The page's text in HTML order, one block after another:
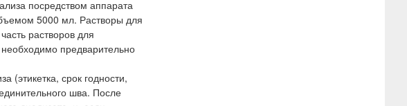
посредством аппарата
5000 мл. Растворы для
растворов для
предварительно
(этикетка, срок годности,
шва. После